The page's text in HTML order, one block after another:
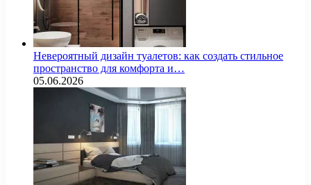
Невероятный дизайн туалетов: как создать стильное
пространство для комфорта и…
05.06.2026